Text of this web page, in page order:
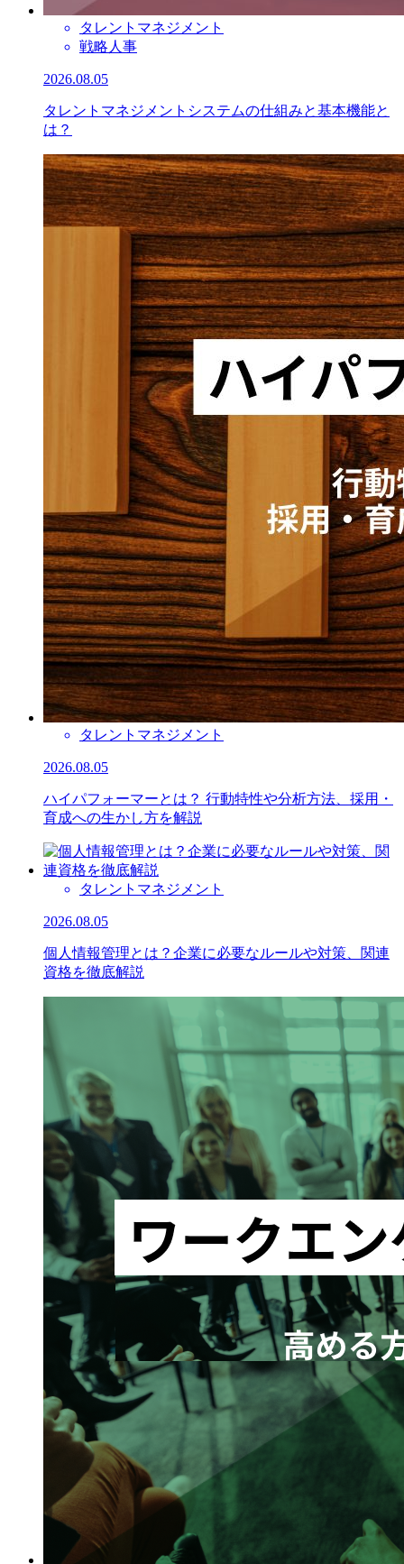
タレントマネジメント
戦略人事
2026.08.05
タレントマネジメントシステムの仕組みと基本機能と
は？
タレントマネジメント
2026.08.05
ハイパフォーマーとは？ 行動特性や分析方法、採用・
育成への生かし方を解説
タレントマネジメント
2026.08.05
個人情報管理とは？企業に必要なルールや対策、関連
資格を徹底解説